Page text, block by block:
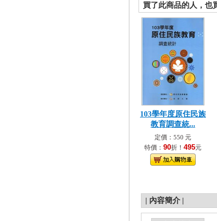
買了此商品的人，也
103學年度原住民族
教育調查統...
定價：550 元
特價： 90折！ 495元
| 內容簡介 |